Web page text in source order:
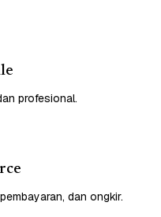
profesional.
dan ongkir.